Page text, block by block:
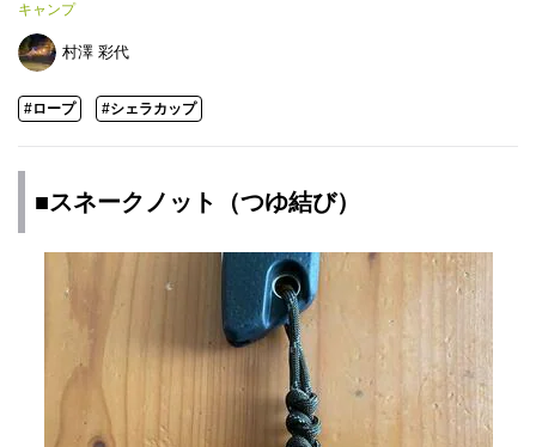
キャンプ
村澤 彩代
#ロープ #シェラカップ
■スネークノット（つゆ結び）